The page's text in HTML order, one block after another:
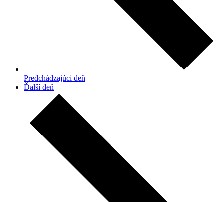
Predchádzajúci deň
Ďalší deň